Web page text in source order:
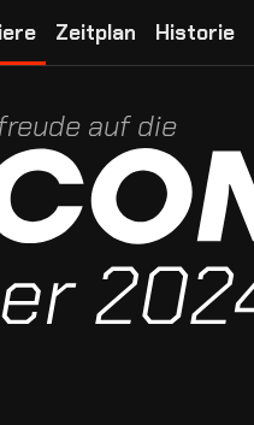
Zeitplan Historie
auf die